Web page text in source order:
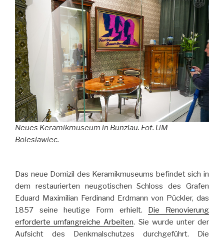
Neues Keramikmuseum in Bunzlau. Fot. UM
Boleslawiec.
Das neue Domizil des Keramikmuseums befindet sich in
dem restaurierten neugotischen Schloss des Grafen
Eduard Maximilian Ferdinand Erdmann von Pückler, das
1857 seine heutige Form erhielt. Die Renovierung
erforderte umfangreiche Arbeiten. Sie wurde unter der
Aufsicht des Denkmalschutzes durchgeführt. Die